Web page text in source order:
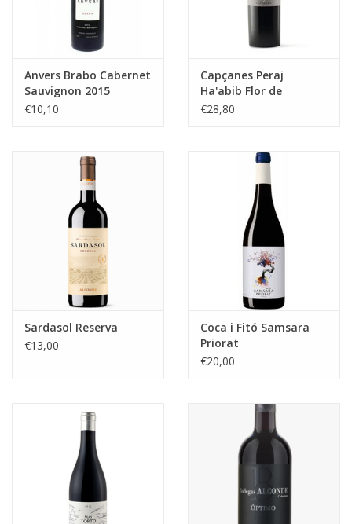
Anvers Brabo Cabernet
Sauvignon 2015
€10,10
Capçanes Peraj
Ha'abib Flor de
Primavera
€28,80
Sardasol Reserva
€13,00
Coca i Fitó Samsara
Priorat
€20,00